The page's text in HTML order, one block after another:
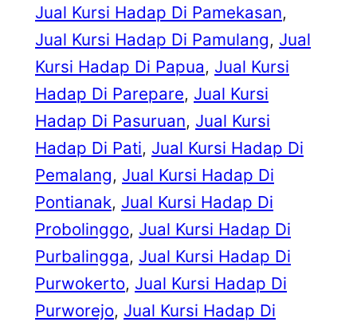
Jual Kursi Hadap Di Pamekasan
Jual Kursi Hadap Di Pamulang, Jual
Kursi Hadap Di Papua, Jual Kursi
Hadap Di Parepare, Jual Kursi
Hadap Di Pasuruan, Jual Kursi
Hadap Di Pati, Jual Kursi Hadap Di
Pemalang, Jual Kursi Hadap Di
Pontianak, Jual Kursi Hadap Di
Probolinggo, Jual Kursi Hadap Di
Purbalingga, Jual Kursi Hadap Di
Purwokerto, Jual Kursi Hadap Di
Purworejo, Jual Kursi Hadap Di